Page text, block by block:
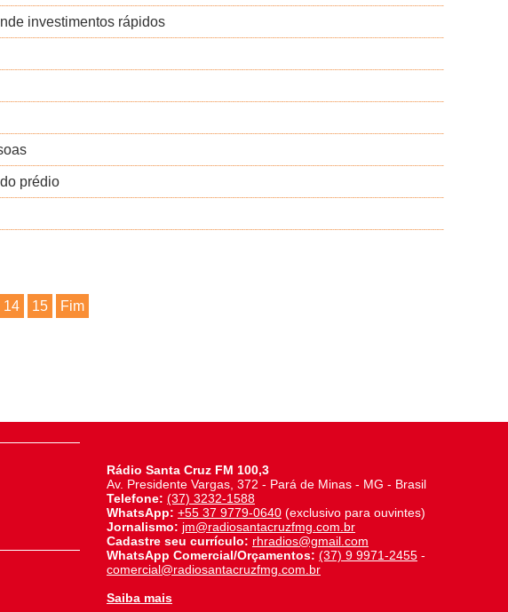
investimentos rápidos
prédio
14 15 Fim
Rádio Santa Cruz FM 100,3
Av. Presidente Vargas, 372 - Pará de Minas - MG - Brasil
Telefone: (37) 3232-1588
WhatsApp: +55 37 9779-0640 (exclusivo para ouvintes)
Jornalismo: jm@radiosantacruzfmg.com.br
Cadastre seu currículo: rhradios@gmail.com
WhatsApp Comercial/Orçamentos: (37) 9 9971-2455 -
comercial@radiosantacruzfmg.com.br
Saiba mais